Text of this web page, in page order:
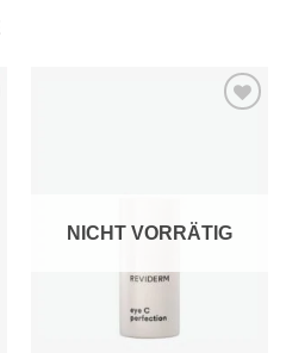
NICHT VORRÄTIG